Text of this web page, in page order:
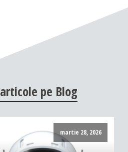
articole pe Blog
martie 28, 2026